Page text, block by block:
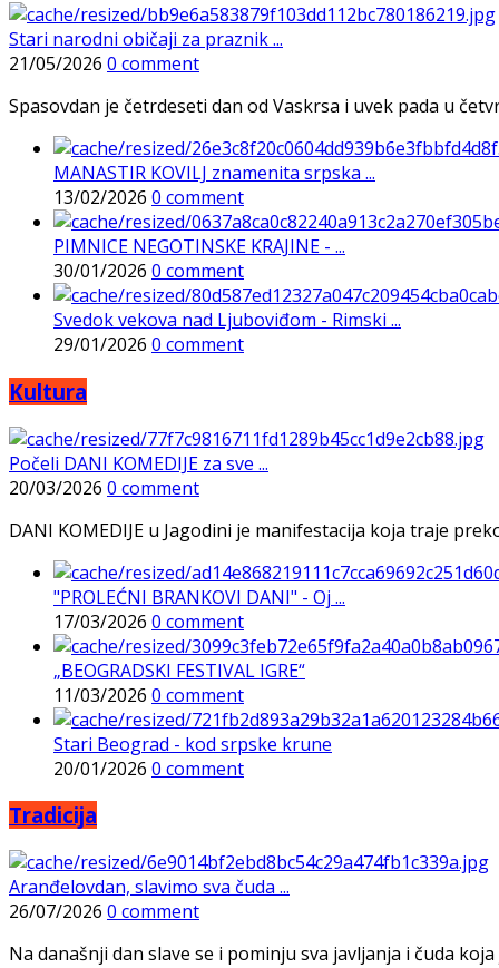
Stari narodni običaji za praznik ...
21/05/2026 0 comment
Spasovdan je četrdeseti dan od Vaskrsa i uvek pada u
MANASTIR KOVILJ znamenita srpska ...
13/02/2026 0 comment
PIMNICE NEGOTINSKE KRAJINE - ...
30/01/2026 0 comment
Svedok vekova nad Ljuboviđom - Rimski ...
29/01/2026 0 comment
Kultura
Počeli DANI KOMEDIJE za sve ...
20/03/2026 0 comment
DANI KOMEDIJE u Jagodini je manifestacija koja traje
"PROLEĆNI BRANKOVI DANI" - Oj ...
17/03/2026 0 comment
„BEOGRADSKI FESTIVAL IGRE“
11/03/2026 0 comment
Stari Beograd - kod srpske krune
20/01/2026 0 comment
Tradicija
Aranđelovdan, slavimo sva čuda ...
26/07/2026 0 comment
Na današnji dan slave se i pominju sva javljanja i čuda